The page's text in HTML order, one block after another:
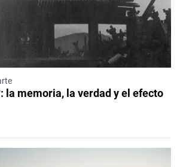
la memoria, la verdad y el efecto